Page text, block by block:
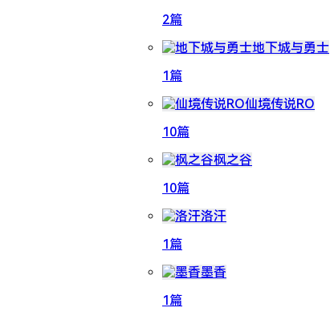
2篇
地下城与勇士
1篇
仙境传说RO
10篇
枫之谷
10篇
洛汗
1篇
墨香
1篇